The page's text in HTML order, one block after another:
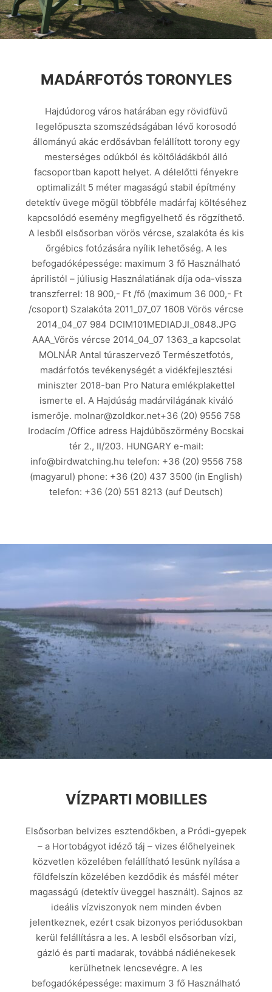
MADÁRFOTÓS TORONYLES
Hajdúdorog város határában egy rövidfüvű
legelőpuszta szomszédságában lévő korosodó
állományú akác erdősávban felállított torony egy
mesterséges odúkból és költőládákból álló
facsoportban kapott helyet. A délelőtti fényekre
optimalizált 5 méter magaságú stabil építmény
detektív üvege mögül többféle madárfaj költéséhez
kapcsolódó esemény megfigyelhető és rögzíthető.
A lesből elsősorban vörös vércse, szalakóta és kis
őrgébics fotózására nyílik lehetőség. A les
befogadóképessége: maximum 3 fő Használható
áprilistól – júliusig Használatiának díja oda-vissza
transzferrel: 18 900,- Ft /fő (maximum 36 000,- Ft
/csoport) Szalakóta 2011_07_07 1608 Vörös vércse
2014_04_07 984 DCIM101MEDIADJI_0848.JPG
AAA_Vörös vércse 2014_04_07 1363_a kapcsolat
MOLNÁR Antal túraszervező Természetfotós,
madárfotós tevékenységét a vidékfejlesztési
miniszter 2018-ban Pro Natura emlékplakettel
ismerte el. A Hajdúság madárvilágának kiváló
ismerője. molnar@zoldkor.net+36 (20) 9556 758
Irodacím /Office adress Hajdúböszörmény Bocskai
tér 2., II/203. HUNGARY e-mail:
info@birdwatching.hu telefon: +36 (20) 9556 758
(magyarul) phone: +36 (20) 437 3500 (in English)
telefon: +36 (20) 551 8213 (auf Deutsch)
VÍZPARTI MOBILLES
Elsősorban belvizes esztendőkben, a Pródi-gyepek
– a Hortobágyot idéző táj – vizes élőhelyeinek
közvetlen közelében felállítható lesünk nyílása a
földfelszín közelében kezdődik és másfél méter
magasságú (detektív üveggel használt). Sajnos az
ideális vízviszonyok nem minden évben
jelentkeznek, ezért csak bizonyos periódusokban
kerül felállításra a les. A lesből elsősorban vízi,
gázló és parti madarak, továbbá nádiénekesek
kerülhetnek lencsevégre. A les
befogadóképessége: maximum 3 fő Használható